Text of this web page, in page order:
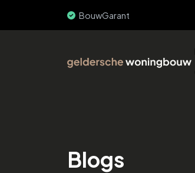
BouwGarant
Hoge bouwsnelheid
Blogs